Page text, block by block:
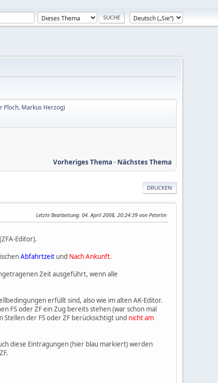
Ploch, Markus Herzog)
Vorheriges Thema - Nächstes Thema
DRUCKEN
Letzte Bearbeitung: 04. April 2008, 20:24:39 von Peterlin
Editor).
Abfahrtzeit und Nach Ankunft.
Zeit ausgeführt, wenn alle
erfüllt sind, also wie im alten AK-Editor.
FS oder ZF ein Zug bereits stehen (war schon mal
Stellen der FS oder ZF berücksichtigt und nicht am
diese Eintragungen (hier blau markiert) werden